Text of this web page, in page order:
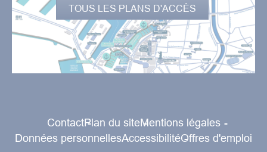
TOUS LES PLANS D'ACCÈS
ContactPlan du siteMentions légales
Données personnellesAccessibilitéOffres d'emploi